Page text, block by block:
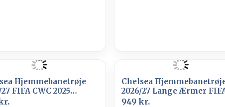
Hjemmebanetrøje
FIFA CWC 2025
Badge
Chelsea
2026/27 Lange Ærmer
CWC 2025 Champions
949 kr.